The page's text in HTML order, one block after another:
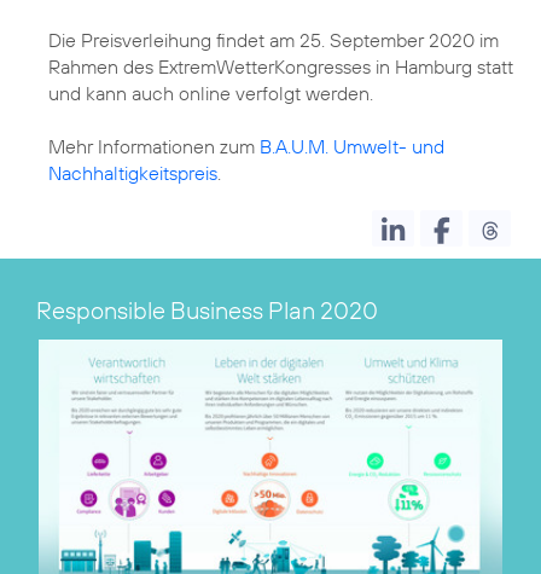
Die Preisverleihung findet am 25. September 2020 im
Rahmen des ExtremWetterKongresses in Hamburg statt
und kann auch online verfolgt werden.
Mehr Informationen zum B.A.U.M. Umwelt- und
Nachhaltigkeitspreis
Responsible Business Plan 2020